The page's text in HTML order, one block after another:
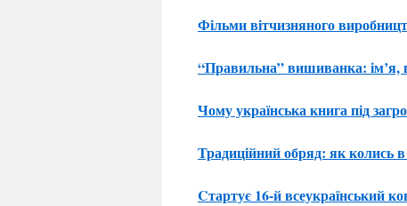
Фільми вітчизняного
“Правильна” вишиванка: ім’я,
Чому українська книга під
Традиційний обряд: як колись
Cтартує 16-й всеукраїнський